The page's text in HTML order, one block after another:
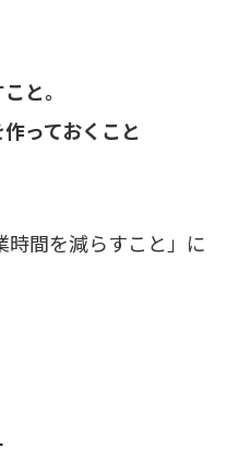
と。
っておくこと
時間を減らすこと」に